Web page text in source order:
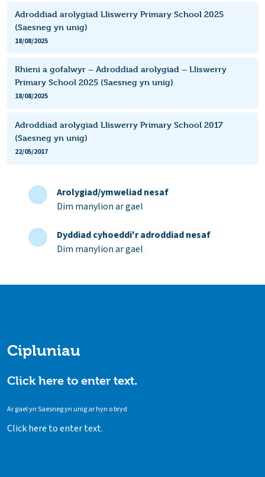
Adroddiad arolygiad Lliswerry Primary School 2025
(Saesneg yn unig)
18/08/2025
Rhieni a gofalwyr – Adroddiad arolygiad – Lliswerry
Primary School 2025 (Saesneg yn unig)
18/08/2025
Adroddiad arolygiad Lliswerry Primary School 2017
(Saesneg yn unig)
22/05/2017
Arolygiad/ymweliad nesaf
Dim manylion ar gael
Dyddiad cyhoeddi'r adroddiad nesaf
Dim manylion ar gael
Cipluniau
Click here to enter text.
Ar gael yn Saesneg yn unig ar hyn o bryd
Click here to enter text.